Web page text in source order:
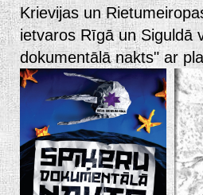
Krievijas un
ietvaros Rīgā un Siguldā
dokumentālā nakts" ar